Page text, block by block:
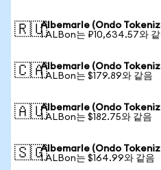
🇷🇺Albemarle (Ondo
1 ALBon는 ₽10,634.57와
🇨🇦Albemarle (Ondo
1 ALBon는 $179.89와 같음
🇦🇺Albemarle (Ondo
1 ALBon는 $182.75와 같음
🇸🇬Albemarle (Ondo
1 ALBon는 $164.99와 같음